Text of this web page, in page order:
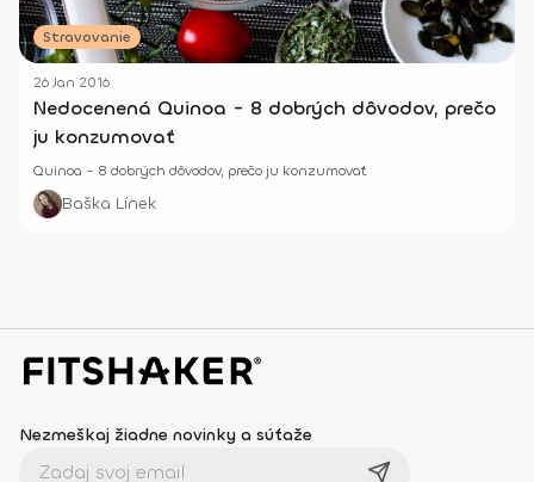
Stravovanie
26 Jan 2016
Nedocenená Quinoa - 8 dobrých dôvodov, prečo
ju konzumovať
Quinoa - 8 dobrých dôvodov, prečo ju konzumovať
Baška Línek
Nezmeškaj žiadne novinky a súťaže